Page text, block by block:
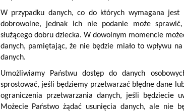
W przypadku danych, co do których wymagana jest
dobrowolne, jednak ich nie podanie może
służącego dobru dziecka. W dowolnym momencie
danych, pamiętając, że nie będzie miało to wpływu
danych.
Umożliwiamy Państwu dostęp do danych
sprostować, jeśli będziemy przetwarzać błędne dane
ograniczenia przetwarzania danych, jeśli będziecie
Możecie Państwo żądać usunięcia danych, ale nie